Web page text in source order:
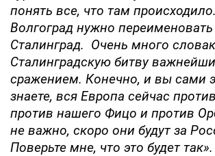
понять все, что там
Волгоград нужно
Сталинград. Очень много
Сталинградскую битву
сражением. Конечно, и вы сами
знаете, вся Европа сейчас
против нашего Фицо и против
не важно, скоро они будут за
Поверьте мне, что это будет так».